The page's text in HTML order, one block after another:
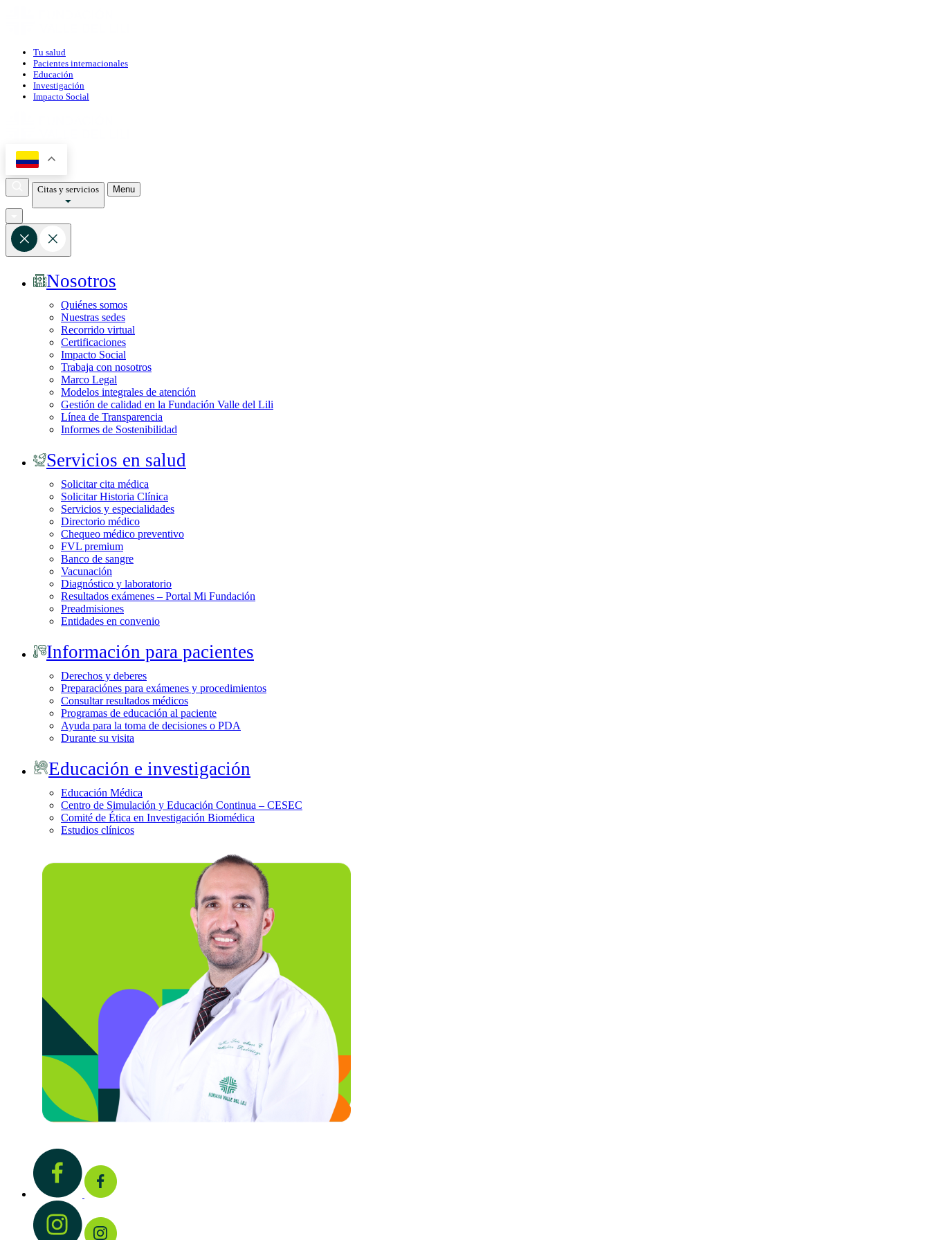
Tu salud
Pacientes internacionales
Educación
Investigación
Impacto Social
Citas y servicios Menu
Nosotros
Quiénes somos
Nuestras sedes
Recorrido virtual
Certificaciones
Impacto Social
Trabaja con nosotros
Marco Legal
Modelos integrales de atención
Gestión de calidad en la Fundación Valle del Lili
Línea de Transparencia
Informes de Sostenibilidad
Servicios en salud
Solicitar cita médica
Solicitar Historia Clínica
Servicios y especialidades
Directorio médico
Chequeo médico preventivo
FVL premium
Banco de sangre
Vacunación
Diagnóstico y laboratorio
Resultados exámenes – Portal Mi Fundación
Preadmisiones
Entidades en convenio
Información para pacientes
Derechos y deberes
Preparaciónes para exámenes y procedimientos
Consultar resultados médicos
Programas de educación al paciente
Ayuda para la toma de decisiones o PDA
Durante su visita
Educación e investigación
Educación Médica
Centro de Simulación y Educación Continua – CESEC
Comité de Ética en Investigación Biomédica
Estudios clínicos